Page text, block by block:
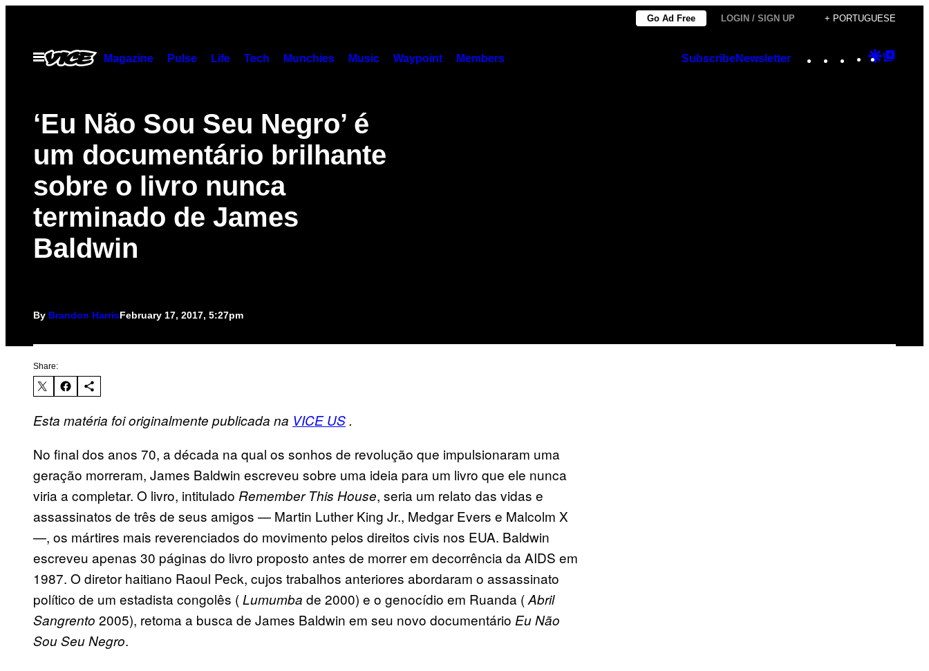
content
Go Ad Free LOGIN / SIGN UP + PORTUGUESE
Open
Menu
Magazine Pulse Life Tech Munchies Music Waypoint Members SubscribeNewsletter Instagram
TikTok
YouTube
Google
‘Eu Não Sou Seu Negro’ é
um documentário brilhante
sobre o livro nunca
terminado de James
Baldwin
By Brandon HarrisFebruary 17, 2017, 5:27pm
Share:
Esta matéria foi originalmente publicada na VICE US.
No final dos anos 70, a década na qual os sonhos de revolução que impulsionaram uma
geração morreram, James Baldwin escreveu sobre uma ideia para um livro que ele nunca
viria a completar. O livro, intitulado Remember This House, seria um relato das vidas e
assassinatos de três de seus amigos — Martin Luther King Jr., Medgar Evers e Malcolm X
—, os mártires mais reverenciados do movimento pelos direitos civis nos EUA. Baldwin
escreveu apenas 30 páginas do livro proposto antes de morrer em decorrência da AIDS em
1987. O diretor haitiano Raoul Peck, cujos trabalhos anteriores abordaram o assassinato
político de um estadista congolês (Lumumba de 2000) e o genocídio em Ruanda (Abril
Sangrento 2005), retoma a busca de James Baldwin em seu novo documentário Eu Não
Sou Seu Negro.